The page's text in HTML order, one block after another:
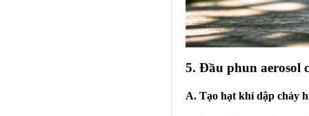
5. Đầu phun aerosol
A. Tạo hạt khí dập cháy